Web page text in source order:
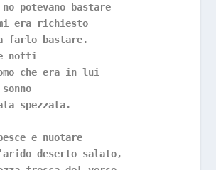
potevano bastare
era richiesto
farlo bastare.
notti
che era in lui
spezzata.
e nuotare
deserto salato,